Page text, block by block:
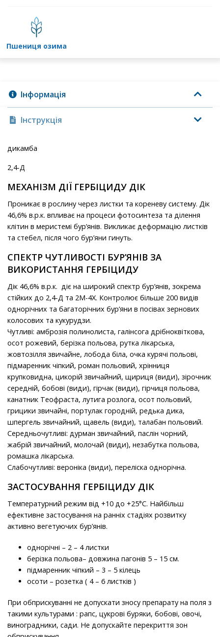
пшениця озима
Інформація
Інструкція
дикамба
2,4-Д
МЕХАНІЗМ ДІЇ ГЕРБІЦИДУ ДІК
Проникає в рослину через листки та кореневу систему. Дік
46,6% в.р.к. впливає на процеси фотосинтеза та ділення
клітин в меристемі бур’янів. Викликає деформацію листків
та стебел, після чого бур’яни гинуть.
СПЕКТР ЧУТЛИВОСТІ БУР’ЯНІВ ЗА
ВИКОРИСТАННЯ ГЕРБІЦИДУ
Дік 46,6% в.р.к. діє на широкий спектр бур’янів, зокрема
стійких до 2,4-Д та 2М-4Х. Контролює більше 200 видів
однорічних та багаторічних бур’яни в посівах зернових
колосових та кукурудзи.
Чутливі: амброзія полинолиста, галінсога дрібноквіткова,
осот рожевий, берізка польова, рутка лікарська,
жовтозілля звичайне, лобода біла, очка курячі польові,
підмаренник чіпкий, роман польовий, хрінниця
крупковидна, цикорій звичайний, щириця (види), зірочник
середній, бобові (види), гірчак (види), гірчиця польова,
канатник Теофраста, лутига розлога, осот польовий,
грицики звичайні, портулак городній, редька дика,
шпергель звичайний, щавель (види), талабан польовий.
Середньочутливі: дурман звичайний, паслін чорний,
жабрій звичайний, молочай (види), незабутка польова,
ромашка лікарська.
Слабочутливі: вероніка (види), переліска однорічна.
ЗАСТОСУВАННЯ ГЕРБІЦИДУ ДІК
Температурний режим від +10 до +25°С. Найбільш
ефективне застосування на ранніх стадіях розвитку
активно вегетуючих бур’янів.
однорічні – 2 – 4 листки
берізка польова– довжина пагонів 5 – 15 см.
підмаренник чіпкий – 3 – 5 кілець
осоти – розетка ( 4 – 6 листків )
При обприскуванні не допускати зносу препарату на поля з
такими культурами : рапс, цукрові буряки, бобові, овочі,
виноградники, сади. Не допускайте перекриття зон